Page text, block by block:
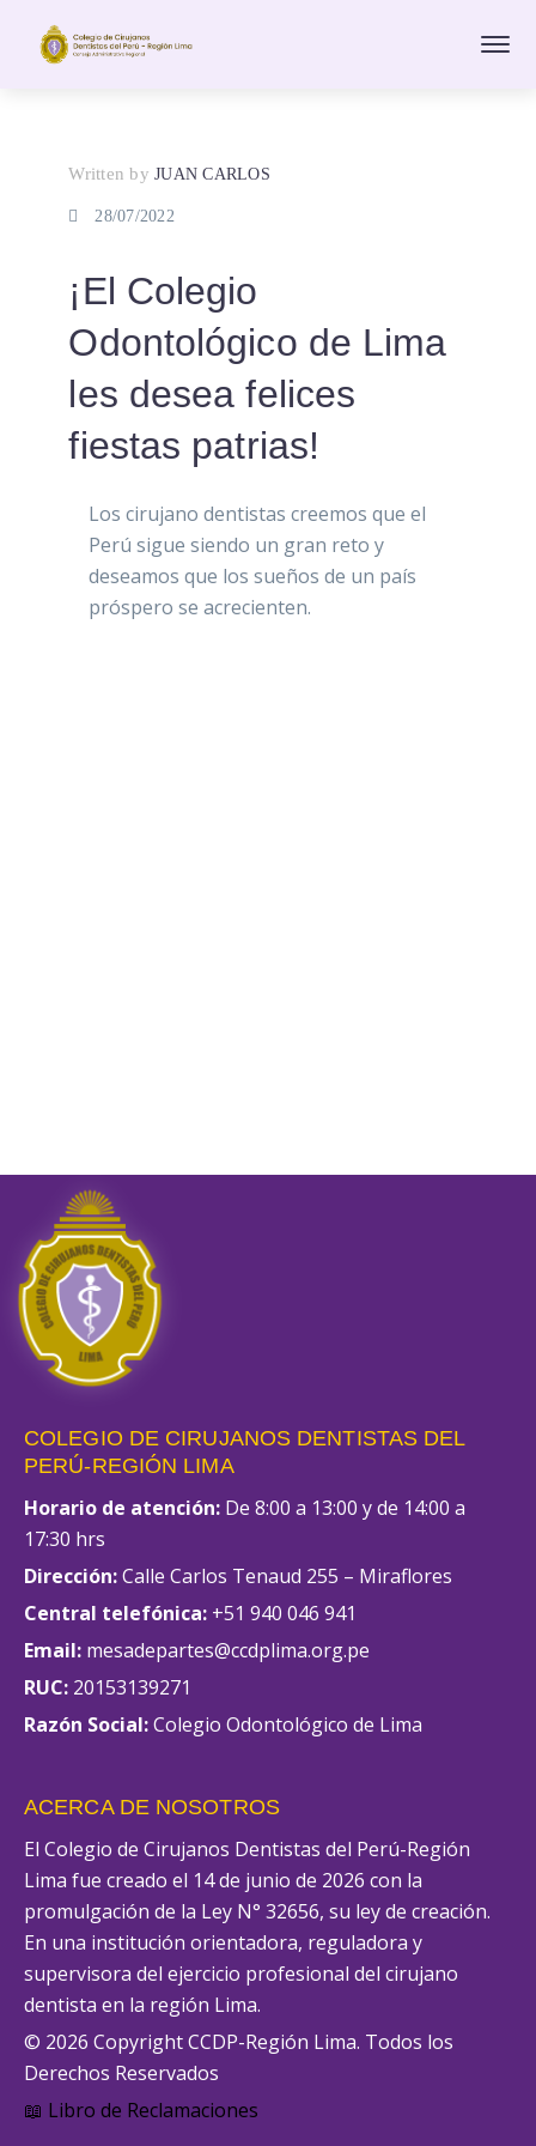
Written by JUAN CARLOS
28/07/2022
¡El Colegio
Odontológico de Lima
les desea felices
fiestas patrias!
Los cirujano dentistas creemos que el
Perú sigue siendo un gran reto y
deseamos que los sueños de un país
próspero se acrecienten.
COLEGIO DE CIRUJANOS DENTISTAS DEL
PERÚ-REGIÓN LIMA
Horario de atención: De 8:00 a 13:00 y de 14:00 a
17:30 hrs
Dirección:Calle Carlos Tenaud 255 – Miraflores
Central telefónica: +51 940 046 941
Email: mesadepartes@ccdplima.org.pe
RUC: 20153139271
Razón Social:Colegio Odontológico de Lima
ACERCA DE NOSOTROS
El Colegio de Cirujanos Dentistas del Perú-Región
Lima fue creado el 14 de junio de 2026 con la
promulgación de la Ley N° 32656, su ley de creación.
En una institución orientadora, reguladora y
supervisora del ejercicio profesional del cirujano
dentista en la región Lima.
© 2026 Copyright CCDP-Región Lima. Todos los
Derechos Reservados
📖 Libro de Reclamaciones